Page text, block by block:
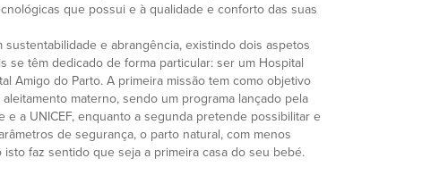
que possui e à qualidade e conforto das suas
sustentabilidade e abrangência, existindo dois aspetos
se têm dedicado de forma particular: ser um Hospital
Amigo do Parto. A primeira missão tem como objetivo
materno, sendo um programa lançado pela
e a UNICEF, enquanto a segunda pretende possibilitar e
de segurança, o parto natural, com menos
faz sentido que seja a primeira casa do seu bebé.